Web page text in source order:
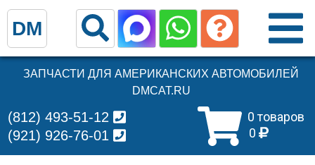
ЗАПЧАСТИ ДЛЯ АМЕРИКАНСКИХ АВТОМОБИЛЕЙ
DMCAT.RU
0 товаров
0
(812) 493-51-12
(921) 926-76-01
DM